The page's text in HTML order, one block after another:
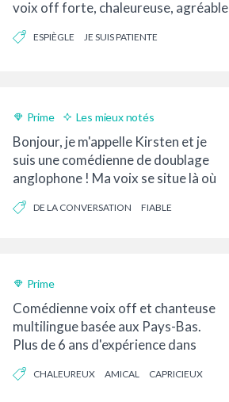
voix off forte, chaleureuse, agréable
ESPIÈGLE JE SUIS PATIENTE
Prime
Les mieux notés
Livraison 24h
Bonjour, je m'appelle Kirsten et je
suis une comédienne de doublage
anglophone ! Ma voix se situe là où
DE LA CONVERSATION FIABLE
Prime
Comédienne voix off et chanteuse
multilingue basée aux Pays-Bas.
Plus de 6 ans d'expérience dans
CHALEUREUX AMICAL CAPRICIEUX